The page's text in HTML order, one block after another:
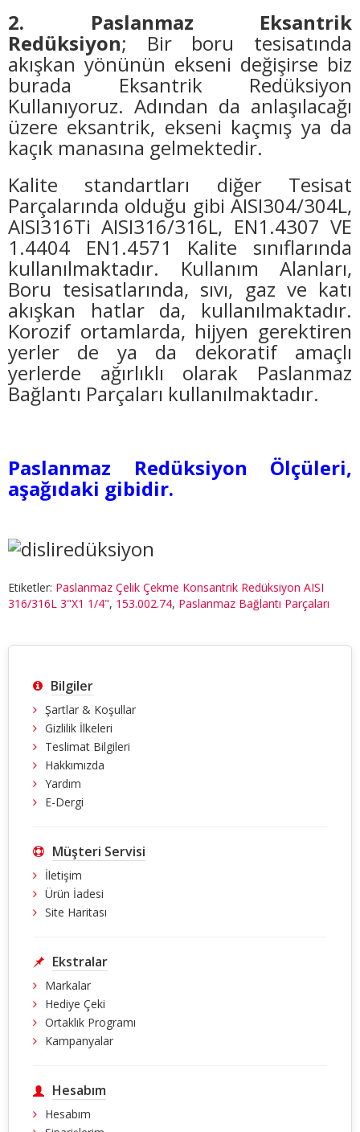
2. Paslanmaz Eksantrik
Redüksiyon; Bir boru tesisatında
akışkan yönünün ekseni değişirse biz
burada Eksantrik Redüksiyon
Kullanıyoruz. Adından da anlaşılacağı
üzere eksantrik, ekseni kaçmış ya da
kaçık manasına gelmektedir.
Kalite standartları diğer Tesisat
Parçalarında olduğu gibi AISI304/304L,
AISI316Ti AISI316/316L, EN1.4307 VE
1.4404 EN1.4571 Kalite sınıflarında
kullanılmaktadır. Kullanım Alanları,
Boru tesisatlarında, sıvı, gaz ve katı
akışkan hatlar da, kullanılmaktadır.
Korozif ortamlarda, hijyen gerektiren
yerler de ya da dekoratif amaçlı
yerlerde ağırlıklı olarak Paslanmaz
Bağlantı Parçaları kullanılmaktadır.
Paslanmaz Redüksiyon Ölçüleri,
aşağıdaki gibidir.
Etiketler: Paslanmaz Çelik Çekme Konsantrik Redüksiyon AISI
316/316L 3"X1 1/4", 153.002.74, Paslanmaz Bağlantı Parçaları
Bilgiler
Şartlar & Koşullar
Gizlilik İlkeleri
Teslimat Bilgileri
Hakkımızda
Yardım
E-Dergi
Müşteri Servisi
İletişim
Ürün İadesi
Site Haritası
Ekstralar
Markalar
Hediye Çeki
Ortaklık Programı
Kampanyalar
Hesabım
Hesabım